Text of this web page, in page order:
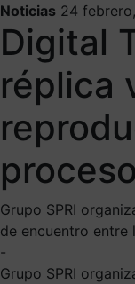
Noticias 24
Digital
réplica
Grupo SPRI
de encuentro
-
Grupo SPRI